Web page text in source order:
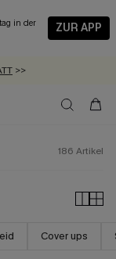
in der
ZUR APP
ARTIKEL >>
186 Artikel
Cover ups